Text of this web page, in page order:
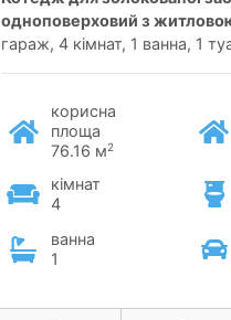
одноповерховий з
гараж, 4 кімнат, 1 ванна, 1
корисна
площа
76.16 м2
кімнат
4
ванна
1